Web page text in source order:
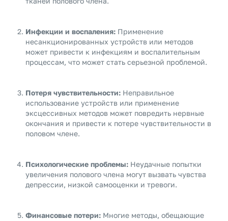
Инфекции и воспаления: Применение
несанкционированных устройств или методов
может привести к инфекциям и воспалительным
процессам, что может стать серьезной проблемой.
Потеря чувствительности: Неправильное
использование устройств или применение
эксцессивных методов может повредить нервные
окончания и привести к потере чувствительности в
половом члене.
Психологические проблемы: Неудачные попытки
увеличения полового члена могут вызвать чувства
депрессии, низкой самооценки и тревоги.
Финансовые потери: Многие методы, обещающие